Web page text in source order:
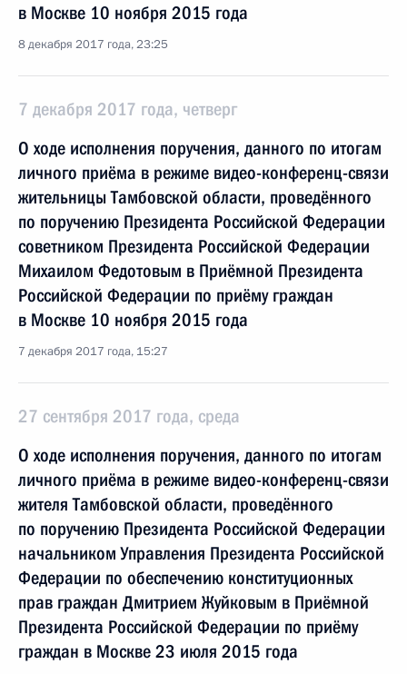
в Москве 10 ноября 2015 года
8 декабря 2017 года, 23:25
7 декабря 2017 года, четверг
О ходе исполнения поручения, данного по итогам
личного приёма в режиме видео-конференц-связи
жительницы Тамбовской области, проведённого
по поручению Президента Российской Федерации
советником Президента Российской Федерации
Михаилом Федотовым в Приёмной Президента
Российской Федерации по приёму граждан
в Москве 10 ноября 2015 года
7 декабря 2017 года, 15:27
27 сентября 2017 года, среда
О ходе исполнения поручения, данного по итогам
личного приёма в режиме видео-конференц-связи
жителя Тамбовской области, проведённого
по поручению Президента Российской Федерации
начальником Управления Президента Российской
Федерации по обеспечению конституционных
прав граждан Дмитрием Жуйковым в Приёмной
Президента Российской Федерации по приёму
граждан в Москве 23 июля 2015 года